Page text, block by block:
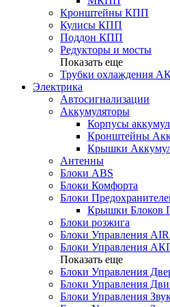
Кронштейны КПП
Кулисы КПП
Поддон КПП
Редукторы и мосты
Показать еще
Трубки охлаждения
Электрика
Автосигнализации
Аккумуляторы
Корпусы
Кронштейны
Крышки
Антенны
Блоки ABS
Блоки Комфорта
Блоки
Крышки Блоков
Блоки розжига
Блоки Управления
Блоки Управления
Показать еще
Блоки Управления
Блоки Управления
Блоки Управления